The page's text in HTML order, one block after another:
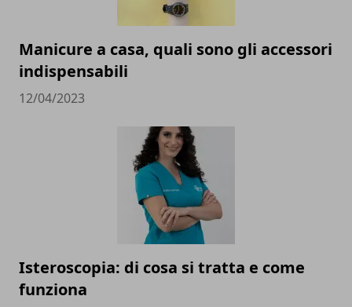
Manicure a casa, quali sono gli accessori
indispensabili
12/04/2023
Isteroscopia: di cosa si tratta e come
funziona